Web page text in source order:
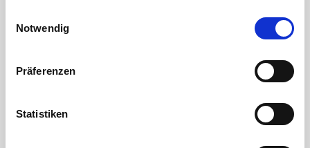
Cookies, wenn Sie unsere Webseite weiterhin nutzen.
Notwendig
Präferenzen
Statistiken
äußere Merkmale von Spritzgussfittings